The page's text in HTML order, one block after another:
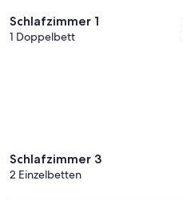
Schlafzimmer 1
1 Doppelbett
Schlafzimmer 3
2 Einzelbetten